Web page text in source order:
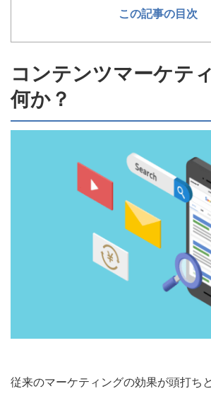
この記事の目次
コンテンツマーケテ
何か？
従来のマーケティングの効果が頭打ち